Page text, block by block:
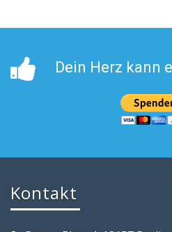
Dein Herz kann
Kontakt